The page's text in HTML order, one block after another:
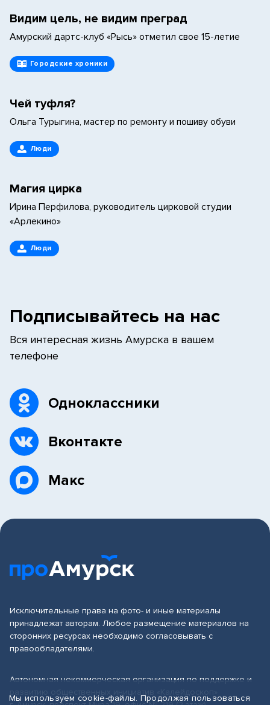
Видим цель, не видим преград
Амурский дартс-клуб «Рысь» отметил свое 15-летие
Городские хроники
Чей туфля?
Ольга Турыгина, мастер по ремонту и пошиву обуви
Люди
Магия цирка
Ирина Перфилова, руководитель цирковой студии
«Арлекино»
Люди
Подписывайтесь на нас
Вся интересная жизнь Амурска в вашем
телефоне
Одноклассники
Вконтакте
Макс
Исключительные права на фото- и иные материалы
принадлежат авторам. Любое размещение материалов на
сторонних ресурсах необходимо согласовывать с
правообладателями.
Автономная некоммерческая организация по поддержке и
Мы используем cookie-файлы. Продолжая пользоваться